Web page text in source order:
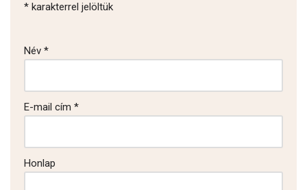
* karakterrel jelöltük
Név *
E-mail cím *
Honlap